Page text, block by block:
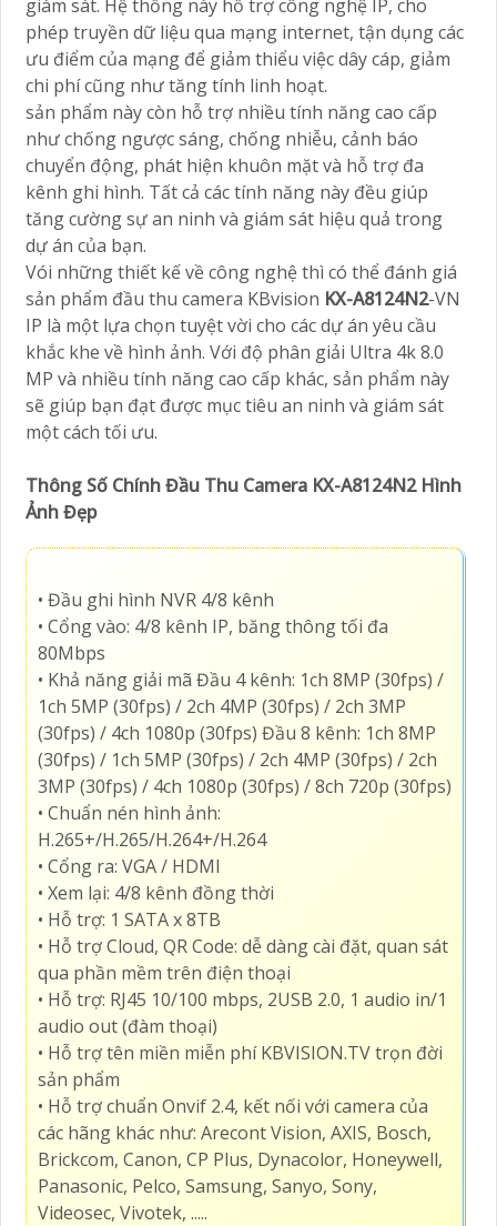
giám sát. Hệ thống này hỗ trợ công nghệ IP, cho
phép truyền dữ liệu qua mạng internet, tận dụng các
ưu điểm của mạng để giảm thiểu việc dây cáp, giảm
chi phí cũng như tăng tính linh hoạt.
sản phẩm này còn hỗ trợ nhiều tính năng cao cấp
như chống ngược sáng, chống nhiễu, cảnh báo
chuyển động, phát hiện khuôn mặt và hỗ trợ đa
kênh ghi hình. Tất cả các tính năng này đều giúp
tăng cường sự an ninh và giám sát hiệu quả trong
dự án của bạn.
Vói những thiết kế về công nghệ thì có thể đánh giá
sản phẩm đầu thu camera KBvision KX-A8124N2-VN
IP là một lựa chọn tuyệt vời cho các dự án yêu cầu
khắc khe về hình ảnh. Với độ phân giải Ultra 4k 8.0
MP và nhiều tính năng cao cấp khác, sản phẩm này
sẽ giúp bạn đạt được mục tiêu an ninh và giám sát
một cách tối ưu.
Thông Số Chính Đầu Thu Camera KX-A8124N2 Hình
Ảnh Đẹp
• Đầu ghi hình NVR 4/8 kênh
• Cổng vào: 4/8 kênh IP, băng thông tối đa
80Mbps
• Khả năng giải mã Đầu 4 kênh: 1ch 8MP (30fps) /
1ch 5MP (30fps) / 2ch 4MP (30fps) / 2ch 3MP
(30fps) / 4ch 1080p (30fps) Đầu 8 kênh: 1ch 8MP
(30fps) / 1ch 5MP (30fps) / 2ch 4MP (30fps) / 2ch
3MP (30fps) / 4ch 1080p (30fps) / 8ch 720p (30fps)
• Chuẩn nén hình ảnh:
H.265+/H.265/H.264+/H.264
• Cổng ra: VGA / HDMI
• Xem lại: 4/8 kênh đồng thời
• Hỗ trợ: 1 SATA x 8TB
• Hỗ trợ Cloud, QR Code: dễ dàng cài đặt, quan sát
qua phần mềm trên điện thoại
• Hỗ trợ: RJ45 10/100 mbps, 2USB 2.0, 1 audio in/1
audio out (đàm thoại)
• Hỗ trợ tên miền miễn phí KBVISION.TV trọn đời
sản phẩm
• Hỗ trợ chuẩn Onvif 2.4, kết nối với camera của
các hãng khác như: Arecont Vision, AXIS, Bosch,
Brickcom, Canon, CP Plus, Dynacolor, Honeywell,
Panasonic, Pelco, Samsung, Sanyo, Sony,
Videosec, Vivotek, .....